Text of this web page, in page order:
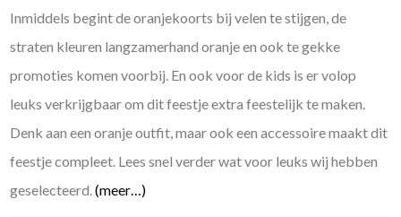
Inmiddels begint de oranjekoorts bij velen te stijgen, de
straten kleuren langzamerhand oranje en ook te gekke
promoties komen voorbij. En ook voor de kids is er volop
leuks verkrijgbaar om dit feestje extra feestelijk te maken.
Denk aan een oranje outfit, maar ook een accessoire maakt dit
feestje compleet. Lees snel verder wat voor leuks wij hebben
geselecteerd.(meer…)